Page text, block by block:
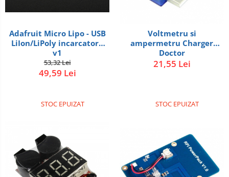
Adafruit Micro Lipo - USB
LiIon/LiPoly incarcator -
v1
53,32 Lei
49,59 Lei
STOC EPUIZAT
Voltmetru si
ampermetru Charger
Doctor
21,55 Lei
STOC EPUIZAT